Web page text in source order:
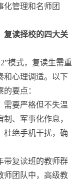
化管理和名师团
复读择校的四大关
模式，复读生需重
和心理调适。以下
要点：
需要严格但不失温
、军事化作息，
杜绝手机干扰，确
带复读班的教师群
师团队中，高级教